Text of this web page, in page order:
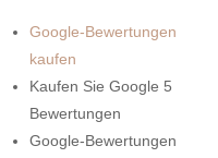
Google-Bewertungen
kaufen
Kaufen Sie Google 5
Bewertungen
Google-Bewertungen